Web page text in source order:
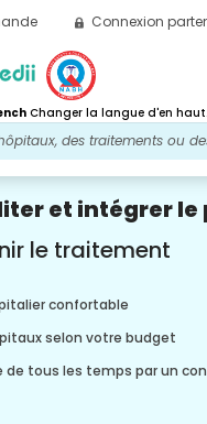
Connexion
Changer la langue d'en haut.
et intégrer le
le traitement
confortable
selon votre budget
de tous les temps par un